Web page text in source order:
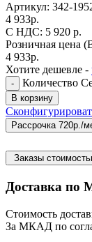
Артикул: 342-
4 933р.
C НДС: 5 920 р.
Розничная цена
4 933р.
Хотите дешевле -
- Количество
В корзину
Рассрочка 720р./
Заказы
Доставка по
Стоимость
За МКАД по